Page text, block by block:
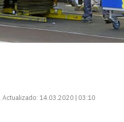
Actualizado: 14.03.2020 | 03:10